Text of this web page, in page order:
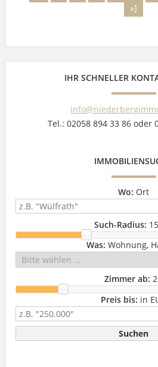
»]
IHR SCHNELLER
Tel.: 02058 894 33 86 oder
Wo: Ort
Such-Radius:
Was: Wohnung,
Zimmer ab: 2
Preis bis: in